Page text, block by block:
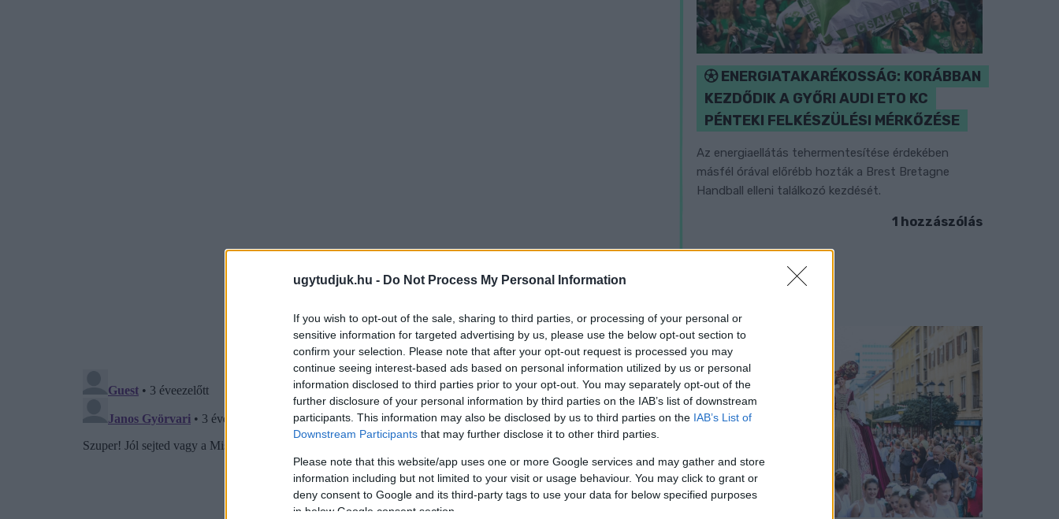
ugytudjuk.hu - Do Not Process My Personal Information
If you wish to opt-out of the sale, sharing to third parties, or processing of your personal or
sensitive information for targeted advertising by us, please use the below opt-out section to
confirm your selection. Please note that after your opt-out request is processed you may
continue seeing interest-based ads based on personal information utilized by us or personal
information disclosed to third parties prior to your opt-out. You may separately opt-out of the
further disclosure of your personal information by third parties on the IAB’s list of downstream
participants. This information may also be disclosed by us to third parties on the IAB’s List of
Downstream Participants that may further disclose it to other third parties.
Please note that this website/app uses one or more Google services and may gather and store
information including but not limited to your visit or usage behaviour. You may click to grant or
deny consent to Google and its third-party tags to use your data for below specified purposes
in below Google consent section.
ENERGIATAKARÉKOSSÁG: KORÁBBAN
KEZDŐDIK A GYŐRI AUDI ETO KC
PÉNTEKI FELKÉSZÜLÉSI MÉRKŐZÉSE
Az energiaellátás tehermentesítése érdekében
másfél órával előrébb hozták a Brest Bretagne
Handball elleni találkozó kezdését.
1 hozzászólás